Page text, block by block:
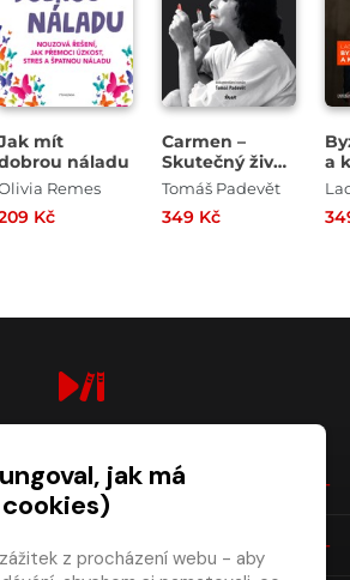
mít
náladu
Remes
Kč
Carmen –
Skutečný život
Hany
Tomáš Padevět
349 Kč
a
jak má
z procházení webu - aby